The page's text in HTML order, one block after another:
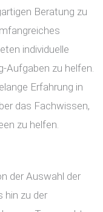
Beratung zu
individuelle
Aufgaben zu helfen.
Erfahrung in
das Fachwissen,
zu helfen.
der Auswahl der
hin zu der